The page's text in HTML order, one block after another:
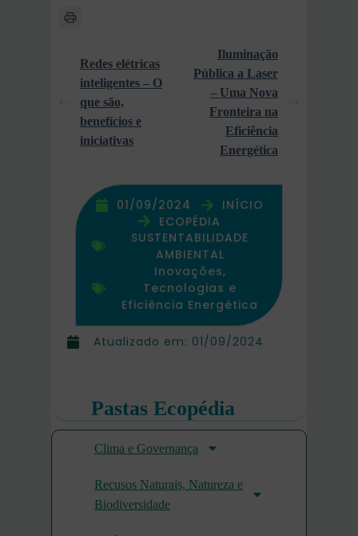
Atualizado em: 01/09/2024
Redes elétricas
inteligentes – O
que são,
benefícios e
iniciativas
Iluminação
Pública a Laser
– Uma Nova
Fronteira na
Eficiência
Energética
01/09/2024
INÍCIO
ECOPÉDIA
SUSTENTABILIDADE
AMBIENTAL
Inovações,
Tecnologias e
Eficiência Energética
Pastas Ecopédia
Clima e Governança
Recusos Naturais, Natureza e
Biodiversidade